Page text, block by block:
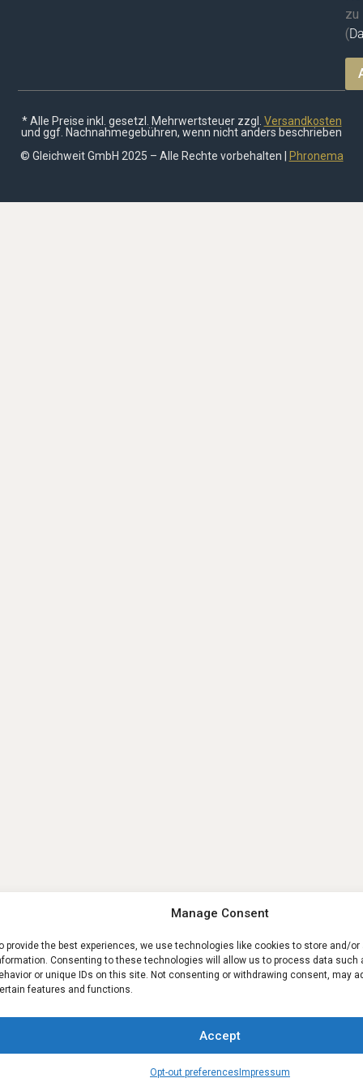
Manage Consent
provide the best experiences, we use technologies like cookies to store and/
Consenting to these technologies will allow us to process data such
or unique IDs on this site. Not consenting or withdrawing consent, may
features and functions.
Accept
Opt-out preferences Impressum
zu
(
* Alle Preise inkl. gesetzl. Mehrwertsteuer zzgl. Versandkosten
und ggf. Nachnahmegebühren, wenn nicht anders beschrieben
© Gleichweit GmbH 2025 – Alle Rechte vorbehalten |
Phronema
Contact us